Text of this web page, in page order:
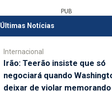
PUB
Últimas Notícias
Internacional
Irão: Teerão insiste que só
negociará quando
deixar de violar